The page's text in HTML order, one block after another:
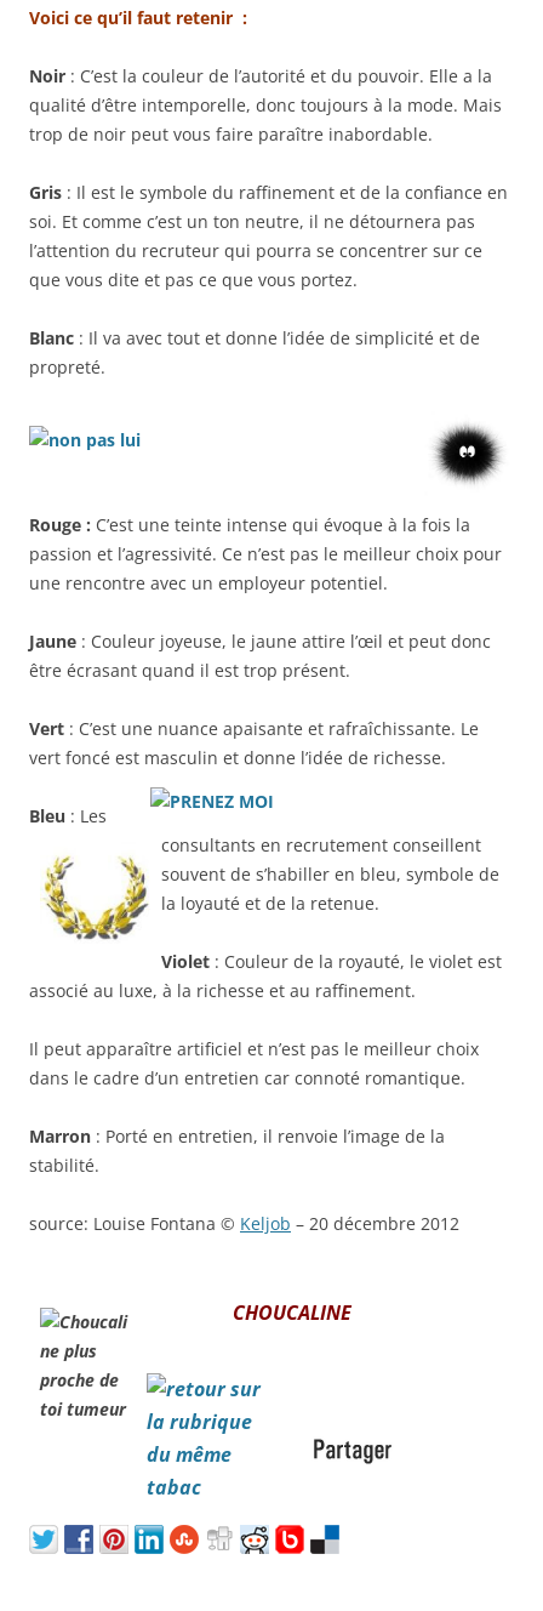
Voici ce qu’il faut retenir :
Noir : C’est la couleur de l’autorité et du pouvoir. Elle a la
qualité d’être intemporelle, donc toujours à la mode. Mais
trop de noir peut vous faire paraître inabordable.
Gris : Il est le symbole du raffinement et de la confiance en
soi. Et comme c’est un ton neutre, il ne détournera pas
l’attention du recruteur qui pourra se concentrer sur ce
que vous dite et pas ce que vous portez.
Blanc : Il va avec tout et donne l’idée de simplicité et de
propreté.
Rouge : C’est une teinte intense qui évoque à la fois la
passion et l’agressivité. Ce n’est pas le meilleur choix pour
une rencontre avec un employeur potentiel.
Jaune : Couleur joyeuse, le jaune attire l’œil et peut donc
être écrasant quand il est trop présent.
Vert : C’est une nuance apaisante et rafraîchissante. Le
vert foncé est masculin et donne l’idée de richesse.
Bleu : Les
consultants en recrutement conseillent
souvent de s’habiller en bleu, symbole de
la loyauté et de la retenue.
Violet : Couleur de la royauté, le violet est
associé au luxe, à la richesse et au raffinement.
Il peut apparaître artificiel et n’est pas le meilleur choix
dans le cadre d’un entretien car connoté romantique.
Marron : Porté en entretien, il renvoie l’image de la
stabilité.
source: Louise Fontana © Keljob – 20 décembre 2012
CHOUCALINE